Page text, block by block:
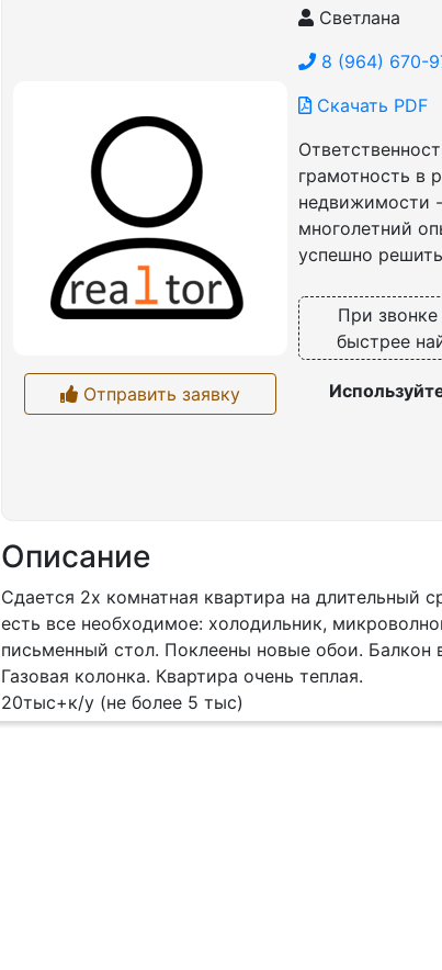
Отправить заявку
Светлана
8 (964) 670-
Скачать PDF
грамотность в
недвижимости
многолетний
успешно
При звонке
быстрее
Описание
Сдается 2х комнатная квартира на длительный
есть все необходимое: холодильник,
письменный стол. Поклеены новые обои. Балкон
Газовая колонка. Квартира очень теплая.
20тыс+к/у (не более 5 тыс)